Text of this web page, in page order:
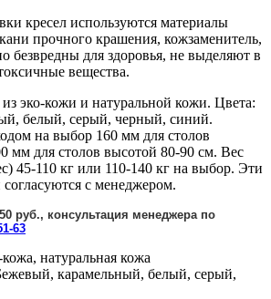
кресел используются материалы
прочного крашения, кожзаменитель,
безвредны для здоровья, не выделяют в
вещества.
эко-кожи и натуральной кожи. Цвета:
белый, серый, черный, синий.
на выбор 160 мм для столов
мм для столов высотой 80-90 см. Вес
45-110 кг или 110-140 кг на выбор. Эти
с менеджером.
руб., консультация менеджера по
63
натуральная кожа
карамельный, белый, серый,